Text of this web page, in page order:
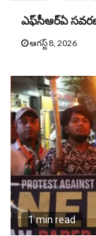
ఎఫ్‌సీఆర్ఏ
ఆగస్ట్ 8, 2026
1 min read